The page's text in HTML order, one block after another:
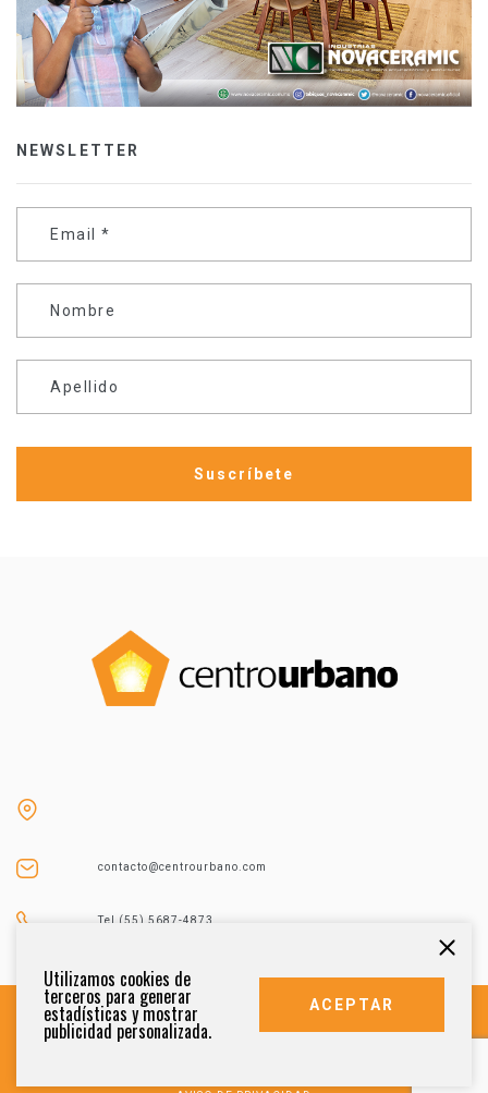
NEWSLETTER
Email *
Nombre
Apellido
contacto@centrourbano.com
Tel (55) 5687-4873
Utilizamos cookies de
terceros para generar
estadísticas y mostrar
publicidad personalizada.
ACEPTAR